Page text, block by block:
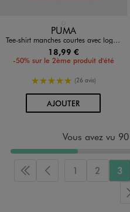
Disponible en 1 coloris
PUMA
Tee-shirt manches courtes avec logo brodé fille - Puma
18,99 €
-50% sur le 2ème produit d'été
5/5 de moyenne
(26 avis)
AJOUTERAU PANIER
Vous avez vu
Première page
Page précédente
1 2 3